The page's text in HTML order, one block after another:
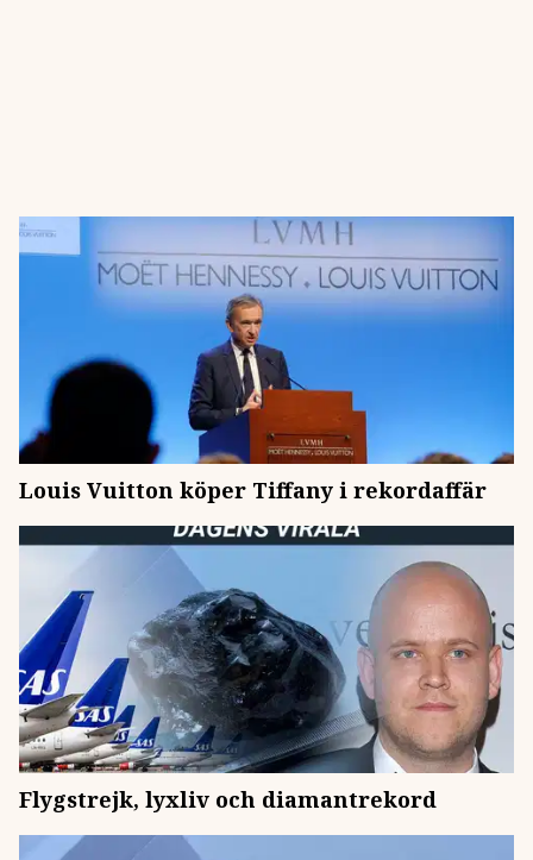
Louis Vuitton köper Tiffany i rekordaffär
Flygstrejk, lyxliv och diamantrekord